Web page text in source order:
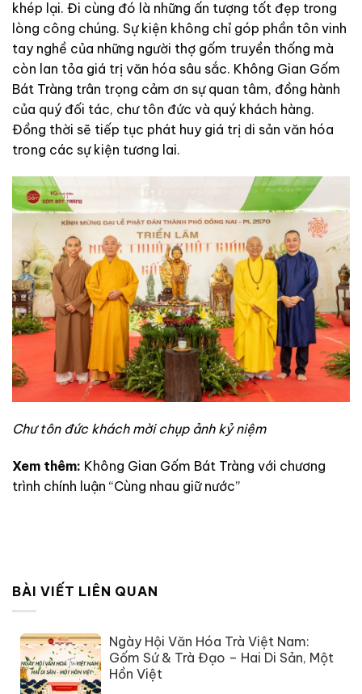
khép lại. Đi cùng đó là những ấn tượng tốt đẹp trong
lòng công chúng. Sự kiện không chỉ góp phần tôn vinh
tay nghề của những người thợ gốm truyền thống mà
còn lan tỏa giá trị văn hóa sâu sắc. Không Gian Gốm
Bát Tràng trân trọng cảm ơn sự quan tâm, đồng hành
của quý đối tác, chư tôn đức và quý khách hàng.
Đồng thời sẽ tiếp tục phát huy giá trị di sản văn hóa
trong các sự kiện tương lai.
Chư tôn đức khách mời chụp ảnh kỷ niệm
Xem thêm: Không Gian Gốm Bát Tràng với chương
trình chính luận “Cùng nhau giữ nước”
BÀI VIẾT LIÊN QUAN
Ngày Hội Văn Hóa Trà Việt Nam:
Gốm Sứ & Trà Đạo – Hai Di Sản, Một
Hồn Việt